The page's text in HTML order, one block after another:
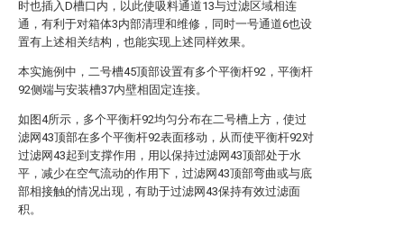
时也插入D槽口内，以此使吸料通道13与过滤区域相连
通，有利于对箱体3内部清理和维修，同时一号通道6也设
置有上述相关结构，也能实现上述同样效果。
本实施例中，二号槽45顶部设置有多个平衡杆92，平衡杆
92侧端与安装槽37内壁相固定连接。
如图4所示，多个平衡杆92均匀分布在二号槽上方，使过
滤网43顶部在多个平衡杆92表面移动，从而使平衡杆92对
过滤网43起到支撑作用，用以保持过滤网43顶部处于水
平，减少在空气流动的作用下，过滤网43顶部弯曲或与底
部相接触的情况出现，有助于过滤网43保持有效过滤面
积。